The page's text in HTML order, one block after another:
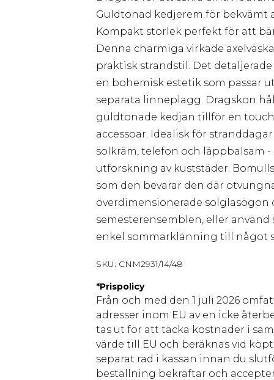
Guldtonad kedjerem för bekvämt
Kompakt storlek perfekt för att
Denna charmiga virkade
praktisk strandstil. Det
en bohemisk estetik som passar
separata linneplagg. Dragskon
guldtonade kedjan tillför en
accessoar. Idealisk för
solkräm, telefon och läppbalsam
utforskning av kuststäder.
som den bevarar den där
överdimensionerade
semesterensemblen, eller
enkel sommarklänning till något
SKU: CNM2931/14/48
*Prispolicy
Från och med den 1 juli 2026
adresser inom EU av en icke
tas ut för att täcka kostnader i
värde till EU och beräknas vid
separat rad i kassan innan du
beställning bekräftar och